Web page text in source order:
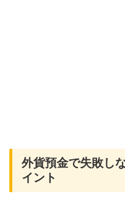
外貨預金で失敗し
イント